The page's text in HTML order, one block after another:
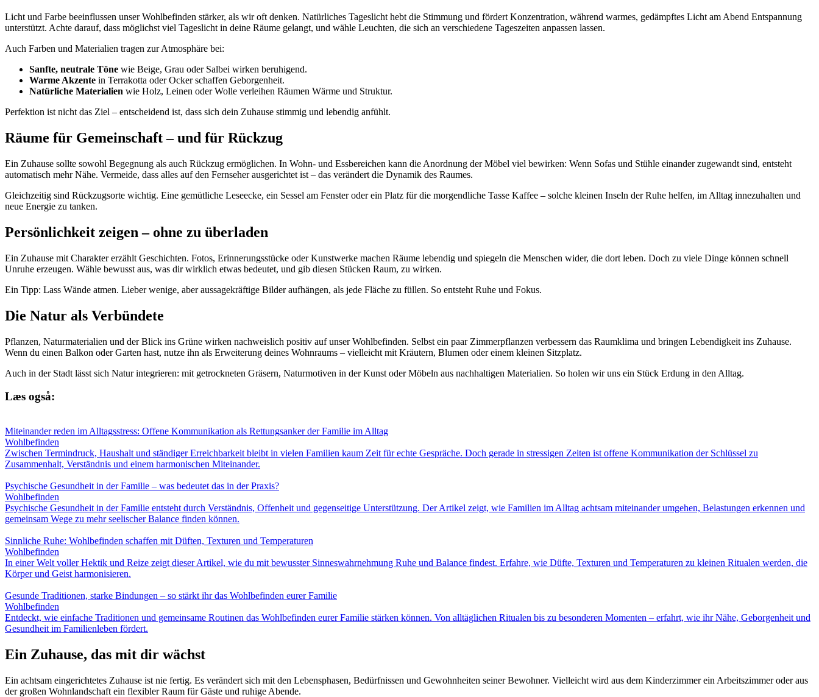
Licht und Farbe beeinflussen unser Wohlbefinden stärker, als wir oft denken. Natürliches Tageslicht hebt die Stimmung und fördert Konzentration, während warmes, gedämpftes Licht am Abend Entspannung
unterstützt. Achte darauf, dass möglichst viel Tageslicht in deine Räume gelangt, und wähle Leuchten, die sich an verschiedene Tageszeiten anpassen lassen.
Auch Farben und Materialien tragen zur Atmosphäre bei:
Sanfte, neutrale Töne wie Beige, Grau oder Salbei wirken beruhigend.
Warme Akzente in Terrakotta oder Ocker schaffen Geborgenheit.
Natürliche Materialien wie Holz, Leinen oder Wolle verleihen Räumen Wärme und Struktur.
Perfektion ist nicht das Ziel – entscheidend ist, dass sich dein Zuhause stimmig und lebendig anfühlt.
Räume für Gemeinschaft – und für Rückzug
Ein Zuhause sollte sowohl Begegnung als auch Rückzug ermöglichen. In Wohn- und Essbereichen kann die Anordnung der Möbel viel bewirken: Wenn Sofas und Stühle einander zugewandt sind, entsteht
automatisch mehr Nähe. Vermeide, dass alles auf den Fernseher ausgerichtet ist – das verändert die Dynamik des Raumes.
Gleichzeitig sind Rückzugsorte wichtig. Eine gemütliche Leseecke, ein Sessel am Fenster oder ein Platz für die morgendliche Tasse Kaffee – solche kleinen Inseln der Ruhe helfen, im Alltag innezuhalten und
neue Energie zu tanken.
Persönlichkeit zeigen – ohne zu überladen
Ein Zuhause mit Charakter erzählt Geschichten. Fotos, Erinnerungsstücke oder Kunstwerke machen Räume lebendig und spiegeln die Menschen wider, die dort leben. Doch zu viele Dinge können schnell
Unruhe erzeugen. Wähle bewusst aus, was dir wirklich etwas bedeutet, und gib diesen Stücken Raum, zu wirken.
Ein Tipp: Lass Wände atmen. Lieber wenige, aber aussagekräftige Bilder aufhängen, als jede Fläche zu füllen. So entsteht Ruhe und Fokus.
Die Natur als Verbündete
Pflanzen, Naturmaterialien und der Blick ins Grüne wirken nachweislich positiv auf unser Wohlbefinden. Selbst ein paar Zimmerpflanzen verbessern das Raumklima und bringen Lebendigkeit ins Zuhause.
Wenn du einen Balkon oder Garten hast, nutze ihn als Erweiterung deines Wohnraums – vielleicht mit Kräutern, Blumen oder einem kleinen Sitzplatz.
Auch in der Stadt lässt sich Natur integrieren: mit getrockneten Gräsern, Naturmotiven in der Kunst oder Möbeln aus nachhaltigen Materialien. So holen wir uns ein Stück Erdung in den Alltag.
Læs også:
Miteinander reden im Alltagsstress: Offene Kommunikation als Rettungsanker der Familie im Alltag
Wohlbefinden
Zwischen Termindruck, Haushalt und ständiger Erreichbarkeit bleibt in vielen Familien kaum Zeit für echte Gespräche. Doch gerade in stressigen Zeiten ist offene Kommunikation der Schlüssel zu
Zusammenhalt, Verständnis und einem harmonischen Miteinander.
Psychische Gesundheit in der Familie – was bedeutet das in der Praxis?
Wohlbefinden
Psychische Gesundheit in der Familie entsteht durch Verständnis, Offenheit und gegenseitige Unterstützung. Der Artikel zeigt, wie Familien im Alltag achtsam miteinander umgehen, Belastungen erkennen und
gemeinsam Wege zu mehr seelischer Balance finden können.
Sinnliche Ruhe: Wohlbefinden schaffen mit Düften, Texturen und Temperaturen
Wohlbefinden
In einer Welt voller Hektik und Reize zeigt dieser Artikel, wie du mit bewusster Sinneswahrnehmung Ruhe und Balance findest. Erfahre, wie Düfte, Texturen und Temperaturen zu kleinen Ritualen werden, die
Körper und Geist harmonisieren.
Gesunde Traditionen, starke Bindungen – so stärkt ihr das Wohlbefinden eurer Familie
Wohlbefinden
Entdeckt, wie einfache Traditionen und gemeinsame Routinen das Wohlbefinden eurer Familie stärken können. Von alltäglichen Ritualen bis zu besonderen Momenten – erfahrt, wie ihr Nähe, Geborgenheit und
Gesundheit im Familienleben fördert.
Ein Zuhause, das mit dir wächst
Ein achtsam eingerichtetes Zuhause ist nie fertig. Es verändert sich mit den Lebensphasen, Bedürfnissen und Gewohnheiten seiner Bewohner. Vielleicht wird aus dem Kinderzimmer ein Arbeitszimmer oder aus
der großen Wohnlandschaft ein flexibler Raum für Gäste und ruhige Abende.